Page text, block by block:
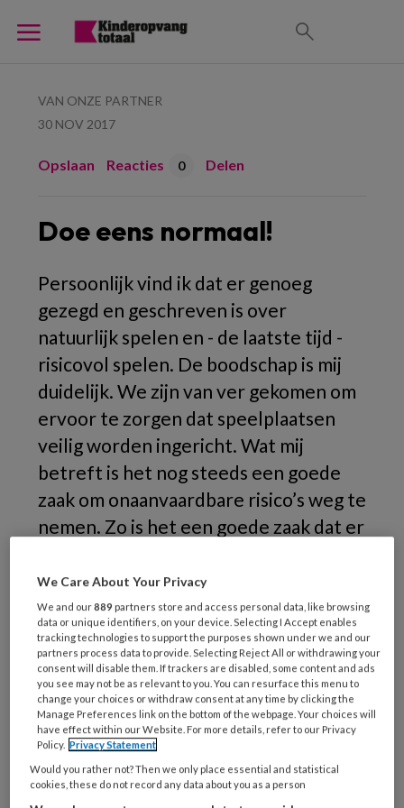
VAN ONZE PARTNER
30 NOV 2017
Opslaan Reacties 0 Delen
Doe eens normaal!
Persoonlijk vind ik dat er genoeg
gezegd en geschreven is over
natuurlijk spelen en - de laatste tijd -
risicovol spelen. De boodschap is mij
duidelijk. We zijn van ver gekomen om
ervoor te zorgen dat speelplaatsen
veilig worden ingericht. Wat mij
betreft is het nog steeds een goede
zaak om onaanvaardbare risico’s weg te
nemen. Zo is het een goede zaak dat er
laten inzien dat we hierin niet moeten
doorschieten; onze kinderen worden
betere mensen als ze geconfronteerd
worden met risico’s.
Ik begrijp wat er gebeurt en het schrijven van
deze column dwong mij ertoe om na te denken
over wat ik hier nu echt van vind. ‘Doe eens
normaal’ dekt voor mij wel de lading. Want ik
vind echt dat wij ouders (ik ben zelf vader van 2
We Care About Your Privacy
We and our889 partners store and access personal data, like browsing
data or unique identifiers, on your device. Selecting I Accept enables
tracking technologies to support the purposes shown under we and our
partners process data to provide. Selecting Reject All or withdrawing your
consent will disable them. If trackers are disabled, some content and ads
you see may not be as relevant to you. You can resurface this menu to
change your choices or withdraw consent at any time by clicking the
Manage Preferences link on the bottom of the webpage. Your choices will
have effect within our Website. For more details, refer to our Privacy
Policy. Privacy Statement
Would you rather not? Then we only place essential and statistical
cookies, these do not record any data about you as a person